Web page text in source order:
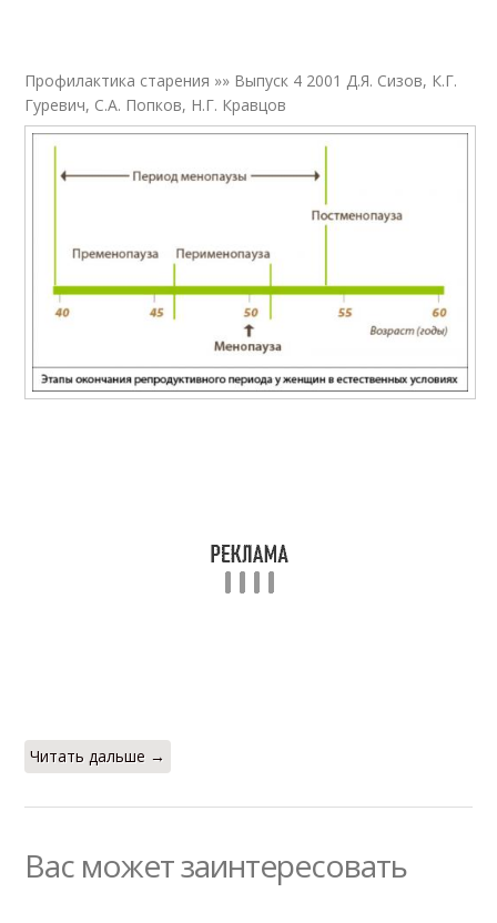
Профилактика старения »» Выпуск 4 2001 Д.Я. Сизов, К.Г.
Гуревич, С.А. Попков, Н.Г. Кравцов
Читать дальше →
Вас может заинтересовать